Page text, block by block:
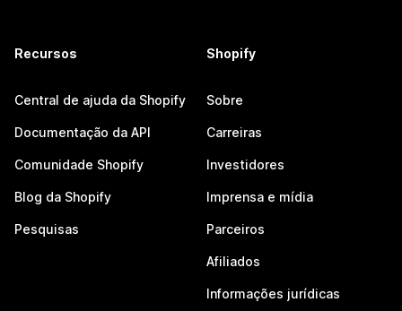
Recursos
Central de ajuda da Shopify
Documentação da API
Comunidade Shopify
Blog da Shopify
Pesquisas
Shopify
Sobre
Carreiras
Investidores
Imprensa e mídia
Parceiros
Afiliados
Informações jurídicas